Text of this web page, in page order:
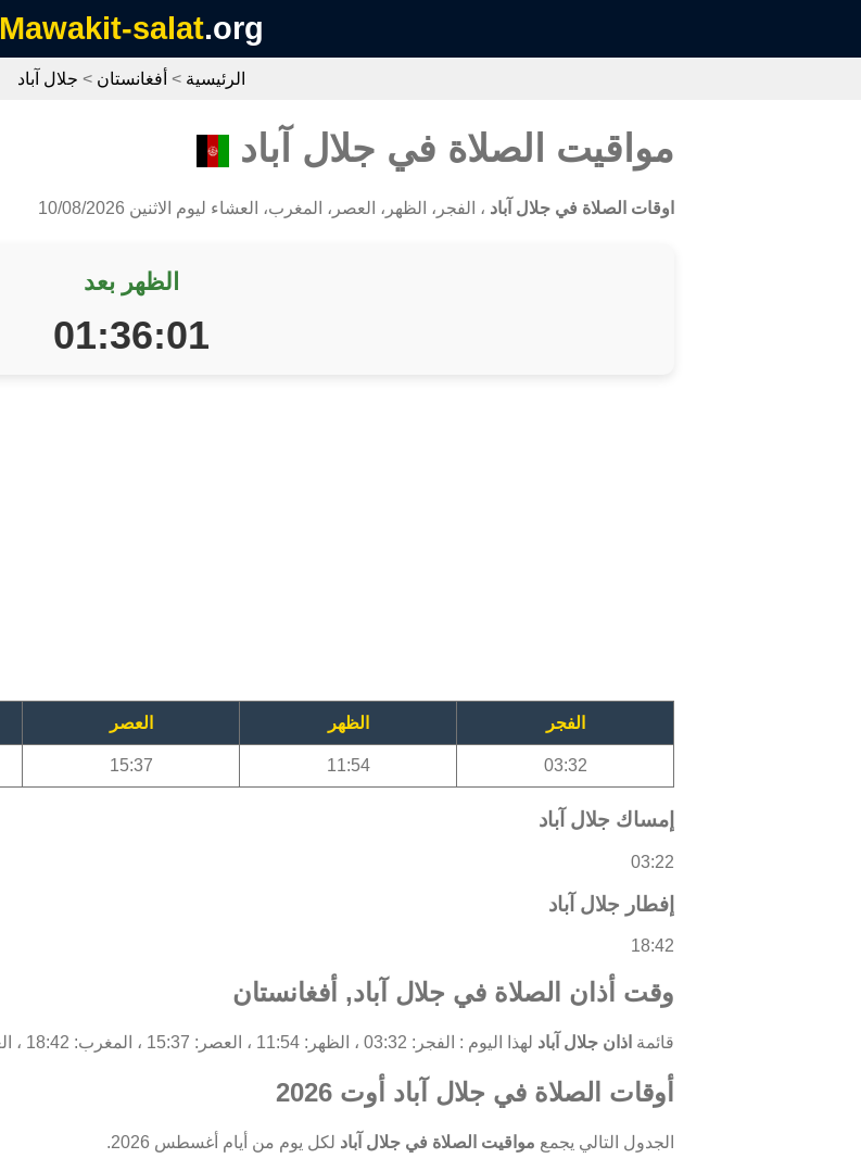
Mawakit-salat.org
الرئيسية > أفغانستان > جلال آباد
مواقيت الصلاة في جلال آباد
اوقات الصلاة في جلال آباد ، الفجر، الظهر، العصر، المغرب، العشاء ليوم الاثنين 10/08/2026
الظهر بعد
01:36:00
الفجر الظهر العصر
03:32
11:54
15:37
إمساك جلال آباد
03:22
إفطار جلال آباد
18:42
وقت أذان الصلاة في جلال آباد, أفغانستان
قائمة اذان جلال آباد لهذا اليوم : الفجر: 03:32 ، الظهر: 11:54 ، العصر: 15:37 ، المغرب: 18:42 ، العشاء: 20:09.
أوقات الصلاة في جلال آباد أوت 2026
الجدول التالي يجمع مواقيت الصلاة في جلال آباد لكل يوم من أيام أغسطس 2026.